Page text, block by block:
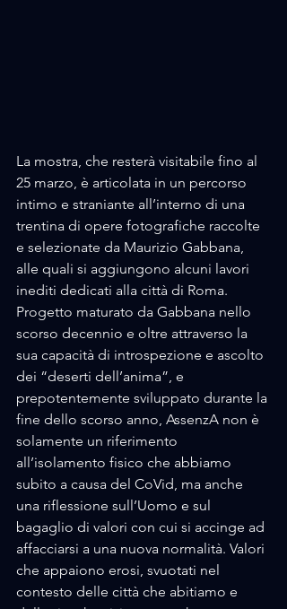
La mostra, che resterà visitabile fino al
25 marzo, è articolata in un percorso
intimo e straniante all’interno di una
trentina di opere fotografiche raccolte
e selezionate da Maurizio Gabbana,
alle quali si aggiungono alcuni lavori
inediti dedicati alla città di Roma.
Progetto maturato da Gabbana nello
scorso decennio e oltre attraverso la
sua capacità di introspezione e ascolto
dei “deserti dell’anima”, e
prepotentemente sviluppato durante la
fine dello scorso anno, AssenzA non è
solamente un riferimento
all’isolamento fisico che abbiamo
subito a causa del CoVid, ma anche
una riflessione sull’Uomo e sul
bagaglio di valori con cui si accinge ad
affacciarsi a una nuova normalità. Valori
che appaiono erosi, svuotati nel
contesto delle città che abitiamo e